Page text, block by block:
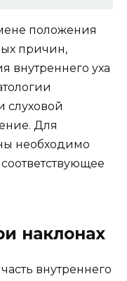
положения
причин,
внутреннего уха
слуховой
Для
необходимо
наклонах
внутреннего